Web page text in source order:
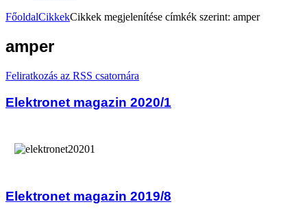
FőoldalCikkekCikkek megjelenítése címkék szerint: amper
amper
Feliratkozás az RSS csatornára
Elektronet magazin 2020/1
Elektronet magazin 2019/8